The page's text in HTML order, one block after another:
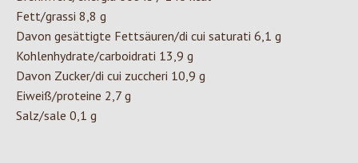
Fett/grassi 8,8 g
Davon gesättigte Fettsäuren/di cui saturati 6,1 g
Kohlenhydrate/carboidrati 13,9 g
Davon Zucker/di cui zuccheri 10,9 g
Eiweiß/proteine 2,7 g
Salz/sale 0,1 g